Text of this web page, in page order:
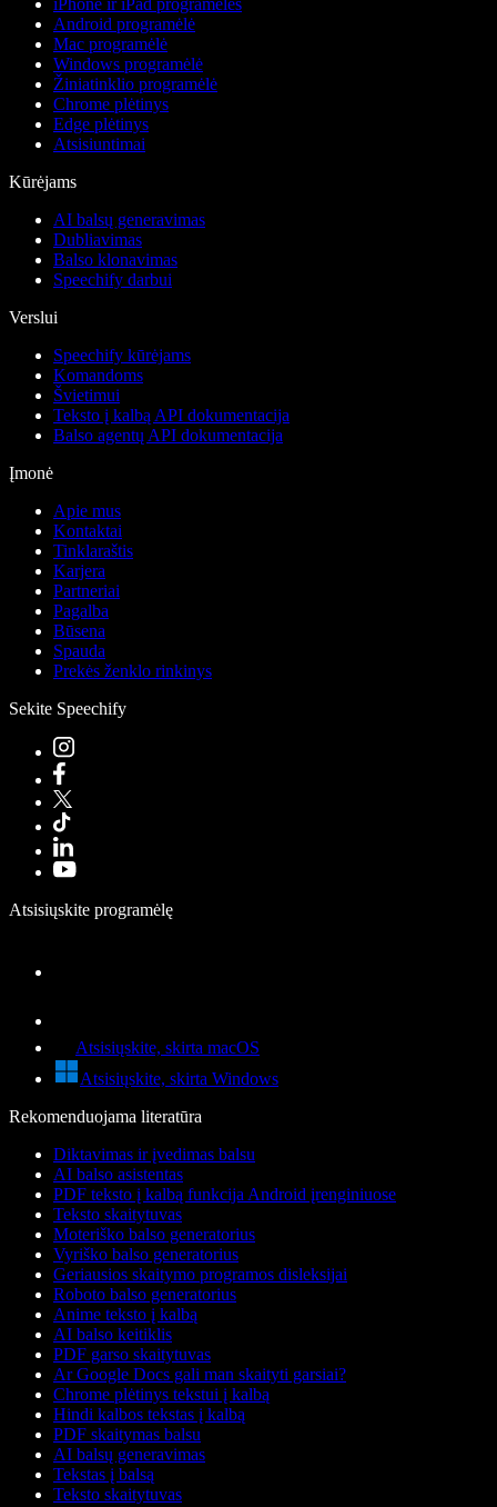
iPhone ir iPad programėlės
Android programėlė
Mac programėlė
Windows programėlė
Žiniatinklio programėlė
Chrome plėtinys
Edge plėtinys
Atsisiuntimai
Kūrėjams
AI balsų generavimas
Dubliavimas
Balso klonavimas
Speechify darbui
Verslui
Speechify kūrėjams
Komandoms
Švietimui
Teksto į kalbą API dokumentacija
Balso agentų API dokumentacija
Įmonė
Apie mus
Kontaktai
Tinklaraštis
Karjera
Partneriai
Pagalba
Būsena
Spauda
Prekės ženklo rinkinys
Sekite Speechify
Atsisiųskite programėlę
Atsisiųskite, skirta macOS
Atsisiųskite, skirta Windows
Rekomenduojama literatūra
Diktavimas ir įvedimas balsu
AI balso asistentas
PDF teksto į kalbą funkcija Android įrenginiuose
Teksto skaitytuvas
Moteriško balso generatorius
Vyriško balso generatorius
Geriausios skaitymo programos disleksijai
Roboto balso generatorius
Anime teksto į kalbą
AI balso keitiklis
PDF garso skaitytuvas
Ar Google Docs gali man skaityti garsiai?
Chrome plėtinys tekstui į kalbą
Hindi kalbos tekstas į kalbą
PDF skaitymas balsu
AI balsų generavimas
Tekstas į balsą
Teksto skaitytuvas